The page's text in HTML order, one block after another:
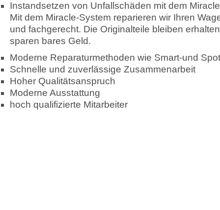
Instandsetzen von Unfallschäden mit dem
Mit dem Miracle-System reparieren wir Ihren
und fachgerecht. Die Originalteile bleiben
sparen bares Geld.
Moderne Reparaturmethoden wie Smart-und
Schnelle und zuverlässige Zusammenarbeit
Hoher Qualitätsanspruch
Moderne Ausstattung
hoch qualifizierte Mitarbeiter